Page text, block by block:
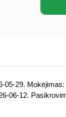
05-29. Mokėjimas:
06-12.